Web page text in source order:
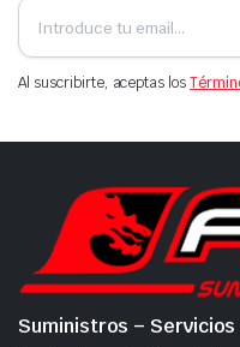
Al suscribirte, aceptas los
Suministros –